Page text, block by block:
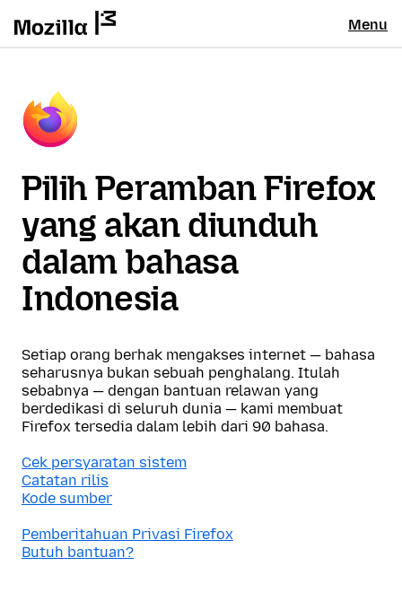
Menu
Pilih Peramban Firefox
yang akan diunduh
dalam bahasa
Indonesia
Setiap orang berhak mengakses internet — bahasa
seharusnya bukan sebuah penghalang. Itulah
sebabnya — dengan bantuan relawan yang
berdedikasi di seluruh dunia — kami membuat
Firefox tersedia dalam lebih dari 90 bahasa.
Cek persyaratan sistem
Catatan rilis
Kode sumber
Pemberitahuan Privasi Firefox
Butuh bantuan?